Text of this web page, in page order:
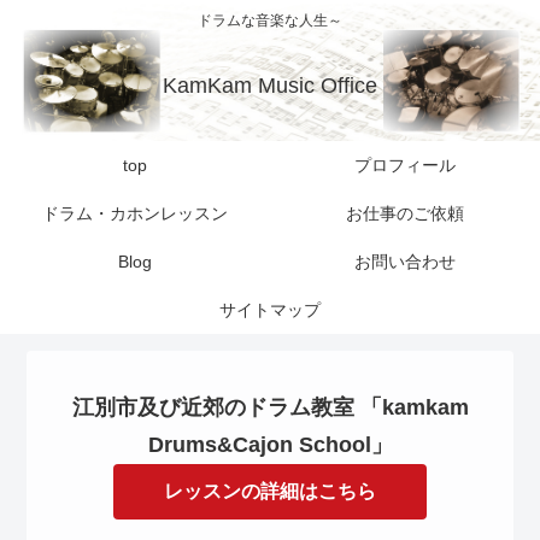
ドラムな音楽な人生～
KamKam Music Office
top プロフィール
ドラム・カホンレッスン お仕事のご依頼
Blog お問い合わせ
サイトマップ
江別市及び近郊のドラム教室 「kamkam
Drums&Cajon School」
レッスンの詳細はこちら